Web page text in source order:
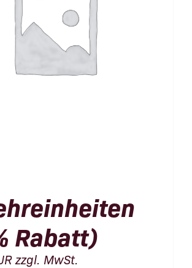
Rabatt)
zzgl. MwSt.